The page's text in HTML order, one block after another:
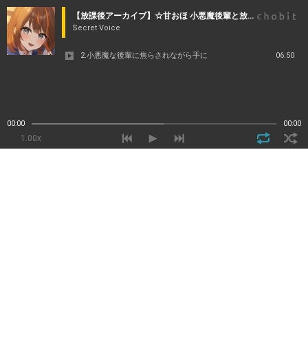
【放課後アーカイブ】☆甘おほ 小悪魔後輩と放課後の教室であまあまH ～最後は懇願されてトロトロおま〇こに大量中出し～
Secret Voice
2.小悪魔な後輩に焦らされながら手に 06:50
00:00 00:00
1.00x